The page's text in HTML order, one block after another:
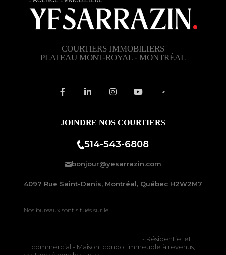
COURTIERS IMMOBILIERS
PLATEAU MONT-ROYAL - MONTRÉAL
JOINDRE NOS COURTIERS
514-543-6808
bonjour@yesarrazin.com
4097 Rue Saint-Denis, Montréal, Québec H2W2M7
Nos bureaux sont situés sur le
- Résidentiel et
commercial - Maison, condo, immeuble à revenus,